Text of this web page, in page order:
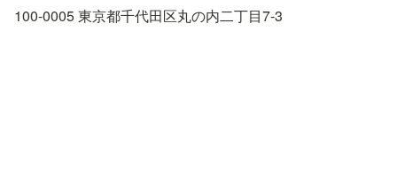
100-0005 東京都千代田区丸の内二丁目7-3